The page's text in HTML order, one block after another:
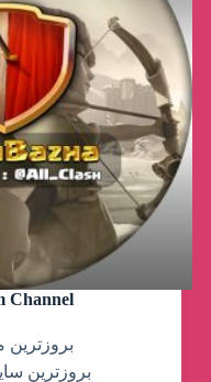
Channel
بروزترین